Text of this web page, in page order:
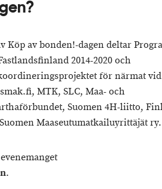
Köp av bonden!-dagen deltar
2014-2020 och
för närmat
MTK, SLC, Maa- och
Suomen 4H-liitto,
Maaseutumatkailuyrittäjät ry.
.